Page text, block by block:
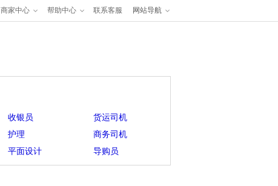
商家中心 帮助中心 联系客服 网站导航
收银员
货运司机
护理
商务司机
平面设计 导购员